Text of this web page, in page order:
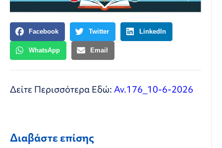
Facebook Twitter LinkedIn
WhatsApp Email
Δείτε Περισσότερα Εδώ: Αν.176_10-6-2026
Διαβάστε επίσης